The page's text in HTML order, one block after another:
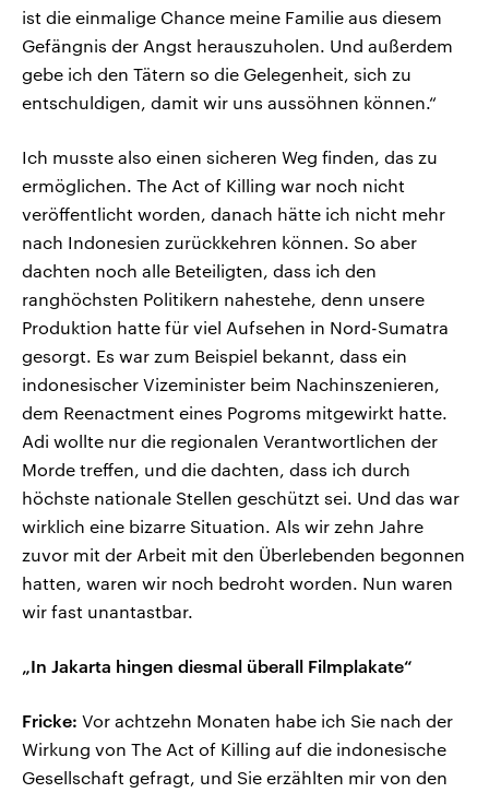
ist die einmalige Chance meine Familie aus diesem
Gefängnis der Angst herauszuholen. Und außerdem
gebe ich den Tätern so die Gelegenheit, sich zu
entschuldigen, damit wir uns aussöhnen können.“
Ich musste also einen sicheren Weg finden, das zu
ermöglichen. The Act of Killing war noch nicht
veröffentlicht worden, danach hätte ich nicht mehr
nach Indonesien zurückkehren können. So aber
dachten noch alle Beteiligten, dass ich den
ranghöchsten Politikern nahestehe, denn unsere
Produktion hatte für viel Aufsehen in Nord-Sumatra
gesorgt. Es war zum Beispiel bekannt, dass ein
indonesischer Vizeminister beim Nachinszenieren,
dem Reenactment eines Pogroms mitgewirkt hatte.
Adi wollte nur die regionalen Verantwortlichen der
Morde treffen, und die dachten, dass ich durch
höchste nationale Stellen geschützt sei. Und das war
wirklich eine bizarre Situation. Als wir zehn Jahre
zuvor mit der Arbeit mit den Überlebenden begonnen
hatten, waren wir noch bedroht worden. Nun waren
wir fast unantastbar.
„In Jakarta hingen diesmal überall Filmplakate“
Fricke: Vor achtzehn Monaten habe ich Sie nach der
Wirkung von The Act of Killing auf die indonesische
Gesellschaft gefragt, und Sie erzählten mir von den